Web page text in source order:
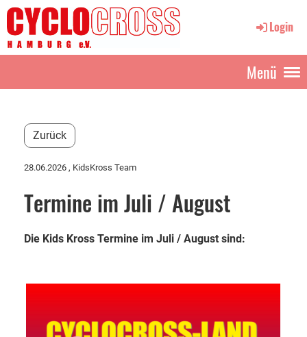
Login
Menü
Zurück
28.06.2026 , KidsKross Team
Termine im Juli / August
Die Kids Kross Termine im Juli / August sind: